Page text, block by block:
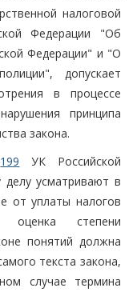
налоговой
Федерации "Об
Федерации" и "О
допускает
в процессе
принципа
закона.
199 УК Российской
усматривают в
от уплаты налогов
степени
понятий должна
текста закона,
случае термина